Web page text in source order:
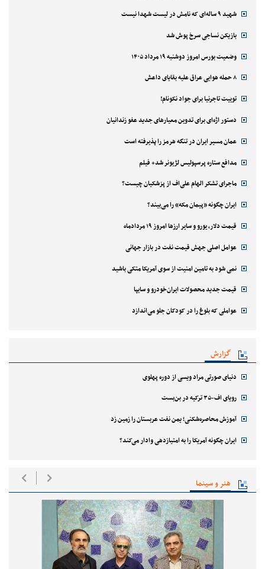
شهید ۹ ساله‌ای که نامش در لیست شهدا نیست
بازیکن نساجی سرخ پوش شد
وضعیت بورس امروز دوشنبه ۱۹ مرداد ۱۴۰۵
۸ حمله هوایی عراق علیه بقایای داعش
توییت تاجرنیا برای جواد نکونام!
دستور اژه‌ای برای تدوین معیارهای جدید عفو زندانیان
عمان مسیر ایران در تنگه هرمز را پذیرفته است
مدافع ستاره پرسپولیس لژیونر شد+ فیلم
ماجرای تشکر الهام علی‌اف از پزشکیان چیست؟
ایران چگونه «پیمان مکه» را می‌بیند؟
قیمت دلار، یورو و سایر ارزها امروز ۱۹ مردادماه
عوامل اصلی جهش قیمت نفت در بازار جهانی
نمی شود به تامین امنیت از سوی آمریکا متکی باشید
قیمت جدید محصولات ایران‌خودرو و سایپا
عواملی که بلوغ را در کودکان جلو می‌اندازد
گزارش
دنیای صورتی مراد ویسی از دوره پهلوی
رویای اف-۳۵ ترکیه در بن‌بست
آموزش محاصره‌شکنی؛ یمن نفت عربستان را زمین زد
ایران چگونه آمریکا را به امتیازدهی وادار می‌کند؟
هنر و سینما